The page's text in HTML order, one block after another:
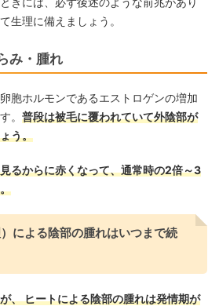
生理に備えましょう。
み・腫れ
胞ホルモンであるエストロゲンの増加
。 普段は被毛に覆われていて外陰部が
う。
るからに赤くなって、通常時の2倍～3
による陰部の腫れはいつまで続
、 ヒートによる陰部の腫れは発情期が